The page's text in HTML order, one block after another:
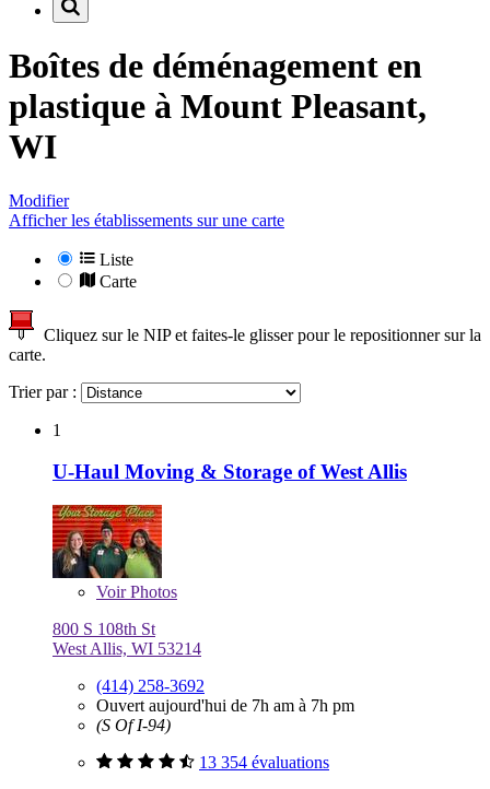
Boîtes de déménagement en
plastique à Mount Pleasant,
WI
Modifier
Afficher les établissements sur une carte
Liste
Carte
Cliquez sur le NIP et faites-le glisser pour le repositionner sur la
carte.
Trier par :
1
U-Haul Moving & Storage of West Allis
VoirPhotos
800 S 108th St
West Allis, WI 53214
(414) 258-3692
Ouvert aujourd'hui de 7h am à 7h pm
(S Of I-94)
13 354 évaluations